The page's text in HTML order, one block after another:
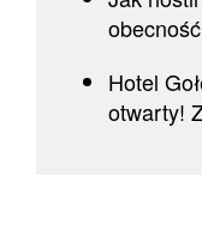
Hotel
otwarty!